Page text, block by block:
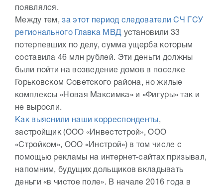
появлялся.
Между тем,за этот период следователи СЧ ГСУ
регионального Главка МВД установили 33
потерпевших по делу, сумма ущерба которым
составила 46 млн рублей. Эти деньги должны
были пойти на возведение домов в поселке
Горьковском Советского района, но жилые
комплексы «Новая Максимка» и «Фигуры» так и
не выросли.
Как выяснили наши корреспонденты ,
застройщик (ООО «Инвестстрой», ООО
«Стройком», ООО «Инстрой») в том числе с
помощью рекламы на интернет-сайтах призывал,
напомним, будущих дольщиков вкладывать
деньги «в чистое поле». В начале 2016 года в